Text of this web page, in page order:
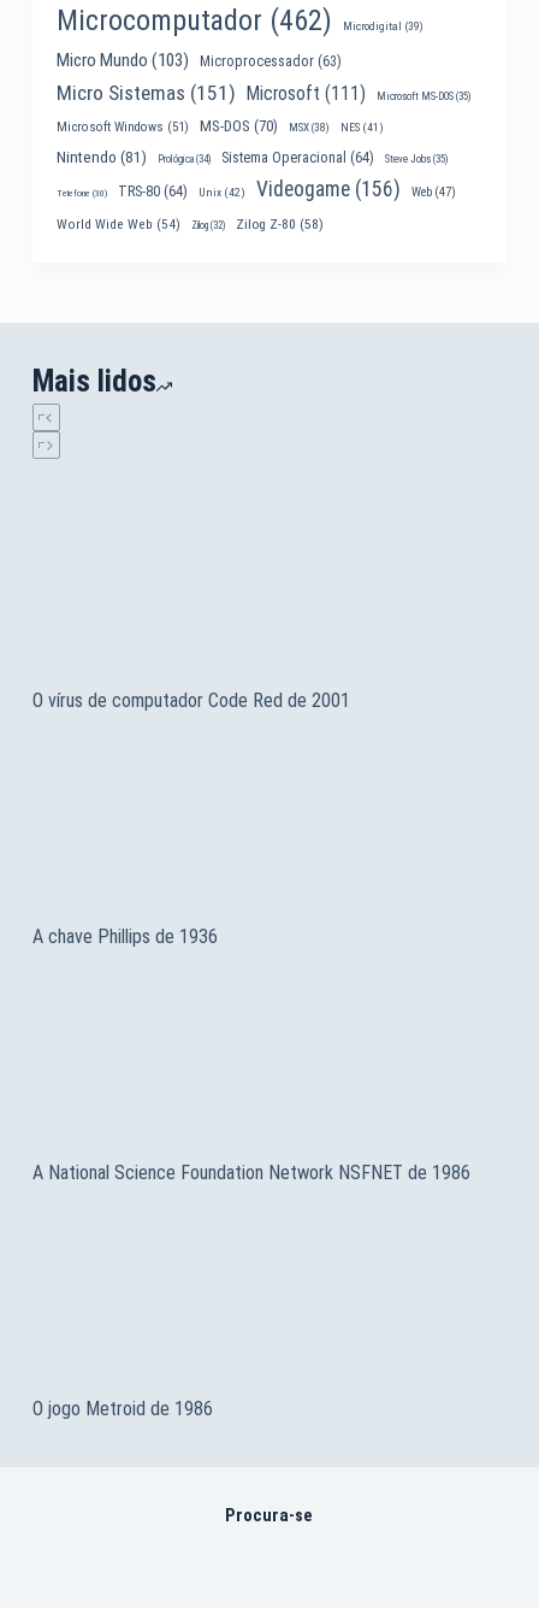
Microcomputador (462) Microdigital (39)
Micro Mundo (103) Microprocessador(63)
Micro Sistemas (151) Microsoft (111) Microsoft MS-DOS(35)
Microsoft Windows (51) MS-DOS (70) MSX(38) NES(41)
Nintendo (81) Prológica(34) Sistema Operacional (64) Steve Jobs(35)
Telefone (30) TRS-80(64) Unix(42) Videogame(156) Web(47)
World Wide Web (54) Zilog(32) Zilog Z-80 (58)
Mais lidos
O vírus de computador Code Red de 2001
A chave Phillips de 1936
A National Science Foundation Network NSFNET de 1986
O jogo Metroid de 1986
Procura-se